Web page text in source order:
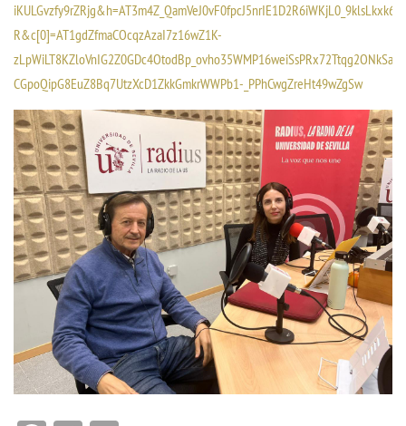
R&c[0]=AT1gdZfmaCOcqzAzaI7z16wZ1K-
CGpoQipG8EuZ8Bq7UtzXcD1ZkkGmkrWWPb1-_PPhCwgZreHt49wZgSw